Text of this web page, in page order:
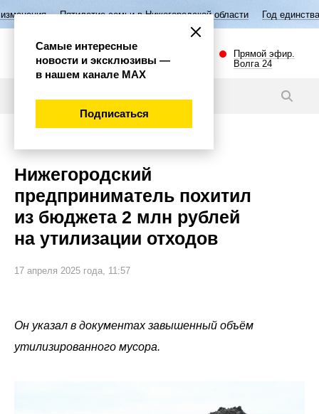
Пятилетие семьи в Нижегородской области Год единства народов
Прямой эфир.
Волга 24
Нижегородский
предприниматель похитил
из бюджета 2 млн рублей
на утилизации отходов
17 апреля 2025 года, 11:57
Он указал в документах завышенный объём
утилизированного мусора.
Самые интересные
новости и эксклюзивы —
в нашем канале МАХ
Подписаться